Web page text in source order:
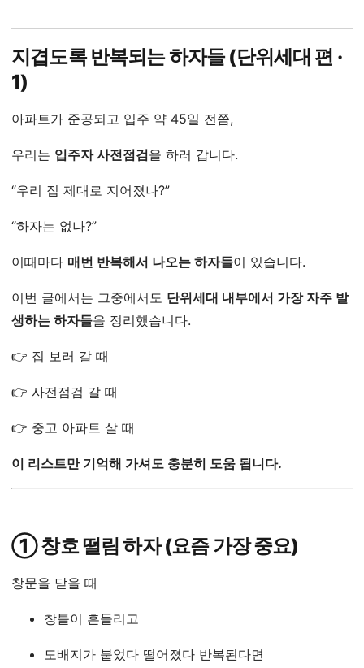
지겹도록 반복되는 하자들 (단위세대 편 ·
1)
아파트가 준공되고 입주 약 45일 전쯤,
우리는 입주자 사전점검을 하러 갑니다.
“우리 집 제대로 지어졌나?”
“하자는 없나?”
이때마다 매번 반복해서 나오는 하자들이 있습니다.
이번 글에서는 그중에서도 단위세대 내부에서 가장 자주 발
생하는 하자들을 정리했습니다.
👉 집 보러 갈 때
👉 사전점검 갈 때
👉 중고 아파트 살 때
이 리스트만 기억해 가셔도 충분히 도움 됩니다.
① 창호 떨림 하자 (요즘 가장 중요)
창문을 닫을 때
창틀이 흔들리고
도배지가 붙었다 떨어졌다 반복된다면